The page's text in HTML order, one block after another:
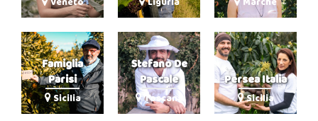
Famiglia
Parisi
Sicilia
Stefano De
Pascale
Toscana
Persea Italia
Sicilia